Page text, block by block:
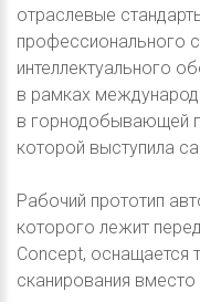
отраслевые
профессионального
интеллектуального
в рамках
в горнодобывающей
которой выступила
Рабочий прототип
которого лежит
Concept, оснащается
сканирования